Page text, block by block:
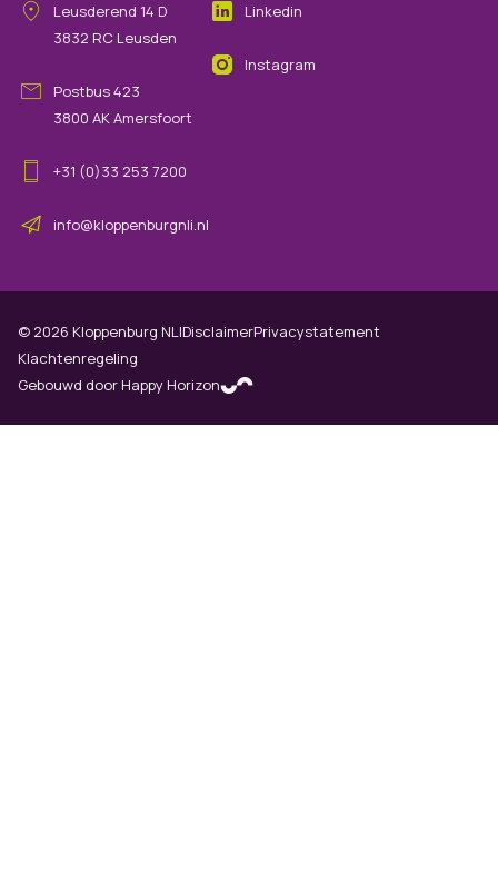
Leusderend 14 D
3832 RC Leusden
Postbus 423
3800 AK Amersfoort
+31 (0)33 253 7200
info@kloppenburgnli.nl
Linkedin
Instagram
© 2026 Kloppenburg NLIDisclaimerPrivacystatement
Klachtenregeling
Gebouwd door Happy Horizon
(opens in new tab)